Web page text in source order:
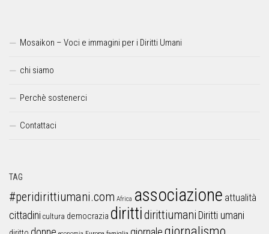
Mosaikon – Voci e immagini per i Diritti Umani
chi siamo
Perchè sostenerci
Contattaci
TAG
#peridirittiumani.com Africa associazione attualità
cittadini cultura democrazia dirittidirittiumani Diritti umani